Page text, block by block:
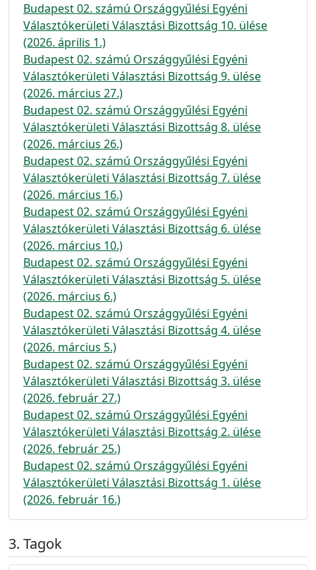
Budapest 02. számú Országgyűlési Egyéni
Választókerületi Választási Bizottság 10. ülése
(2026. április 1.)
Budapest 02. számú Országgyűlési Egyéni
Választókerületi Választási Bizottság 9. ülése
(2026. március 27.)
Budapest 02. számú Országgyűlési Egyéni
Választókerületi Választási Bizottság 8. ülése
(2026. március 26.)
Budapest 02. számú Országgyűlési Egyéni
Választókerületi Választási Bizottság 7. ülése
(2026. március 16.)
Budapest 02. számú Országgyűlési Egyéni
Választókerületi Választási Bizottság 6. ülése
(2026. március 10.)
Budapest 02. számú Országgyűlési Egyéni
Választókerületi Választási Bizottság 5. ülése
(2026. március 6.)
Budapest 02. számú Országgyűlési Egyéni
Választókerületi Választási Bizottság 4. ülése
(2026. március 5.)
Budapest 02. számú Országgyűlési Egyéni
Választókerületi Választási Bizottság 3. ülése
(2026. február 27.)
Budapest 02. számú Országgyűlési Egyéni
Választókerületi Választási Bizottság 2. ülése
(2026. február 25.)
Budapest 02. számú Országgyűlési Egyéni
Választókerületi Választási Bizottság 1. ülése
(2026. február 16.)
Tagok